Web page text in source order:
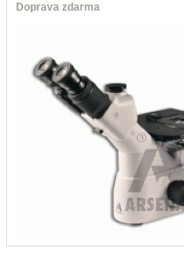
Doprava zdarma